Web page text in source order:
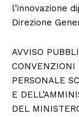
l’innovazione
Direzione
AVVISO
CONVENZIONI
PERSONALE
E
DEL